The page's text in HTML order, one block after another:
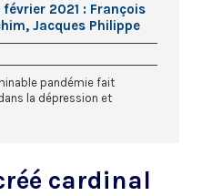
février 2021 : François
Jacques Philippe
pandémie fait
la dépression et
cardinal